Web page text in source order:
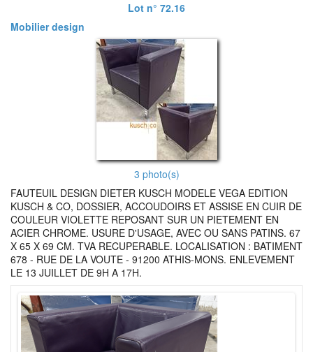
Lot n° 72.16
Mobilier design
3 photo(s)
FAUTEUIL DESIGN DIETER KUSCH MODELE VEGA EDITION
KUSCH & CO, DOSSIER, ACCOUDOIRS ET ASSISE EN CUIR DE
COULEUR VIOLETTE REPOSANT SUR UN PIETEMENT EN
ACIER CHROME. USURE D'USAGE, AVEC OU SANS PATINS. 67
X 65 X 69 CM. TVA RECUPERABLE. LOCALISATION : BATIMENT
678 - RUE DE LA VOUTE - 91200 ATHIS-MONS. ENLEVEMENT
LE 13 JUILLET DE 9H A 17H.